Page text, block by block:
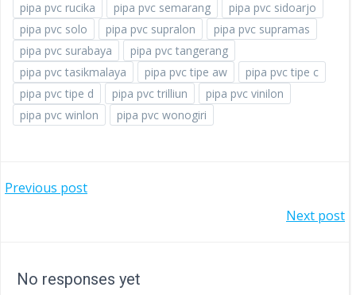
pipa pvc rucika
pipa pvc semarang
pipa pvc sidoarjo
pipa pvc solo
pipa pvc supralon
pipa pvc supramas
pipa pvc surabaya
pipa pvc tangerang
pipa pvc tasikmalaya
pipa pvc tipe aw
pipa pvc tipe c
pipa pvc tipe d
pipa pvc trilliun
pipa pvc vinilon
pipa pvc winlon
pipa pvc wonogiri
POST
Previous post
Next post
No responses yet